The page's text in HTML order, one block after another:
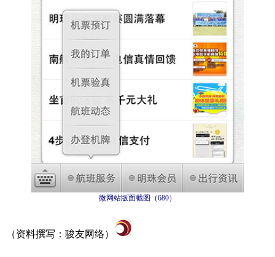
微网站版面截图（680）
（资料撰写：骏友网络）